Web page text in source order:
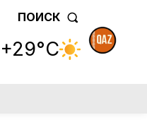
ПОИСК
+29°C